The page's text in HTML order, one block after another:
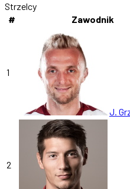
Strzelcy
#
Zawodnik
1
J.
2